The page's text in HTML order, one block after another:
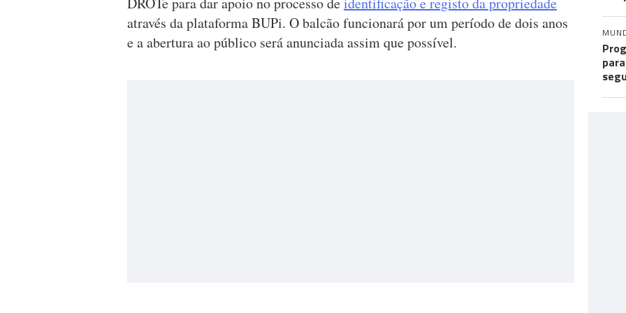
através da plataforma BUPi. O balcão funcionará por um período de dois anos
e a abertura ao público será anunciada assim que possível.